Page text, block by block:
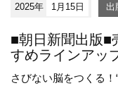
2025年 1月15日 出
■朝日新聞出版■
すめラインアッ
さびない脳をつくる